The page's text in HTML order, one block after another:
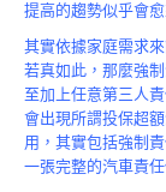
服務項目
Service
火災保額
估算系統
商品簡介
提高的趨勢似乎會
其實依據家庭需求
若真如此，那麼強
至加上任意第三人
會出現所謂投保超
用，其實包括強制
一張完整的汽車責